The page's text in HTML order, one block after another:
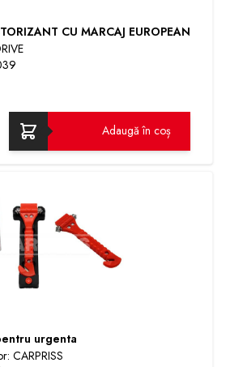
CU MARCAJ EUROPEAN
Adaugă în coș
urgenta
CARPRISS